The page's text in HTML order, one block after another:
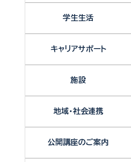
学生生活
キャリアサポート
施設
地域・社会連携
公開講座のご案内